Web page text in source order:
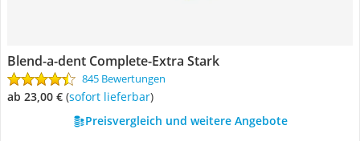
Blend-a-dent Complete-Extra Stark
845 Bewertungen
ab 23,00 € ( Sofort lieferbar)
Preisvergleich und weitere Angebote